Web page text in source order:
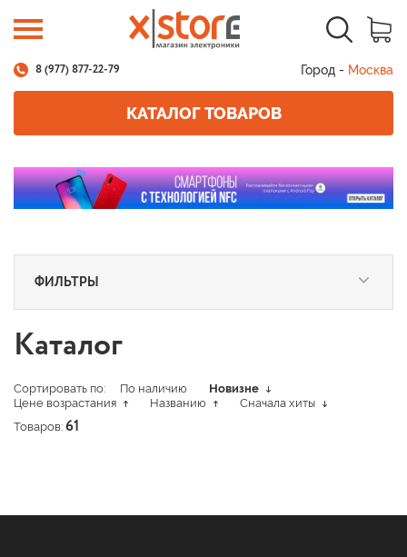
8 (977) 877-22-79 Город - Москва
КАТАЛОГ ТОВАРОВ
ФИЛЬТРЫ
Каталог
Сортировать по: По наличию
Новизне
Цене возрастания
Названию
Сначала хиты
Товаров: 61